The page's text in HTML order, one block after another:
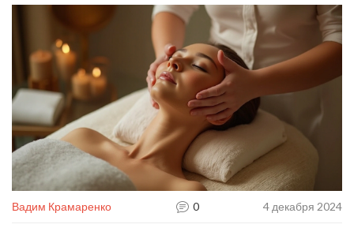
свежесть и молодость. Погрузитесь в мир косметологии с
полезными советами и проверенными рекомендациями.
Вадим Крамаренко 0 4 декабря 2024